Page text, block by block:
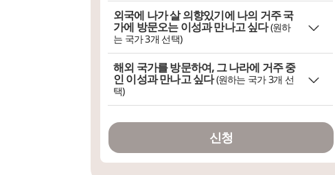
상관없다
선택 (최소 생년~ 최대 생년)
~
외국에 나가 살 의향있기에 나의 거주 국
가에 방문오는 이성과 만나고 싶다(원하
는 국가 3개 선택)
해외 국가를 방문하여, 그 나라에 거주 중
인 이성과 만나고 싶다(원하는 국가 3개 선
택)
신청